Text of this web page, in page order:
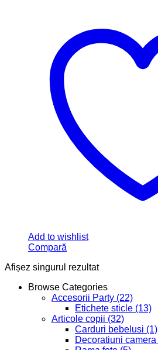
Add to wishlist
Compară
Afișez singurul rezultat
Browse Categories
Accesorii Party (22)
Etichete sticle (13)
Articole copii (32)
Carduri bebelusi (1)
Decoratiuni camera